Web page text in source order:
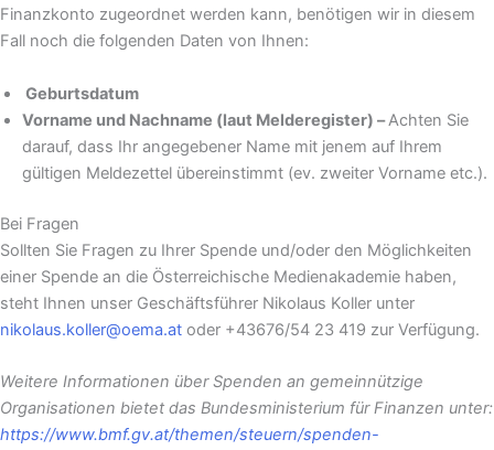
Finanzkonto zugeordnet werden kann, benötigen wir in diesem
Fall noch die folgenden Daten von Ihnen:
Geburtsdatum
Vorname und Nachname (laut Melderegister) –Achten Sie
darauf, dass Ihr angegebener Name mit jenem auf Ihrem
gültigen Meldezettel übereinstimmt (ev. zweiter Vorname etc.).
Bei Fragen
Sollten Sie Fragen zu Ihrer Spende und/oder den Möglichkeiten
einer Spende an die Österreichische Medienakademie haben,
steht Ihnen unser Geschäftsführer Nikolaus Koller unter
nikolaus.koller@oema.at oder +43676/54 23 419 zur Verfügung.
Weitere Informationen über Spenden an gemeinnützige
Organisationen bietet das Bundesministerium für Finanzen unter:
https://www.bmf.gv.at/themen/steuern/spenden-